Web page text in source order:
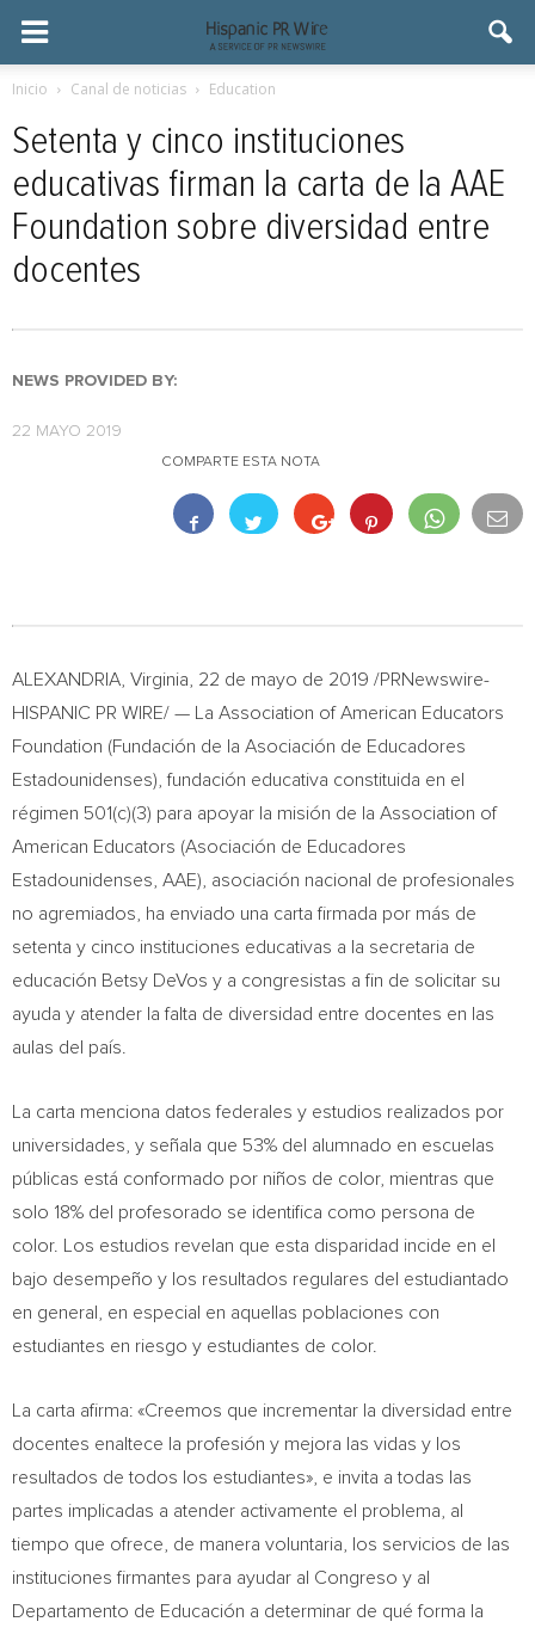
Inicio Canal de noticias Education
Setenta y cinco instituciones
educativas firman la carta de la AAE
Foundation sobre diversidad entre
docentes
NEWS PROVIDED BY:
22 MAYO 2019
COMPARTE ESTA NOTA
ALEXANDRIA, Virginia , 22 de mayo de 2019 /PRNewswire-
HISPANIC PR WIRE/ — La Association of American Educators
Foundation (Fundación de la Asociación de Educadores
Estadounidenses), fundación educativa constituida en el
régimen 501(c)(3) para apoyar la misión de la Association of
American Educators (Asociación de Educadores
Estadounidenses, AAE), asociación nacional de profesionales
no agremiados, ha enviado una carta firmada por más de
setenta y cinco instituciones educativas a la secretaria de
educación Betsy DeVos y a congresistas a fin de solicitar su
ayuda y atender la falta de diversidad entre docentes en las
aulas del país.
La carta menciona datos federales y estudios realizados por
universidades, y señala que 53% del alumnado en escuelas
públicas está conformado por niños de color, mientras que
solo 18% del profesorado se identifica como persona de
color. Los estudios revelan que esta disparidad incide en el
bajo desempeño y los resultados regulares del estudiantado
en general, en especial en aquellas poblaciones con
estudiantes en riesgo y estudiantes de color.
La carta afirma: «Creemos que incrementar la diversidad entre
docentes enaltece la profesión y mejora las vidas y los
resultados de todos los estudiantes», e invita a todas las
partes implicadas a atender activamente el problema, al
tiempo que ofrece, de manera voluntaria, los servicios de las
instituciones firmantes para ayudar al Congreso y al
Departamento de Educación a determinar de qué forma la